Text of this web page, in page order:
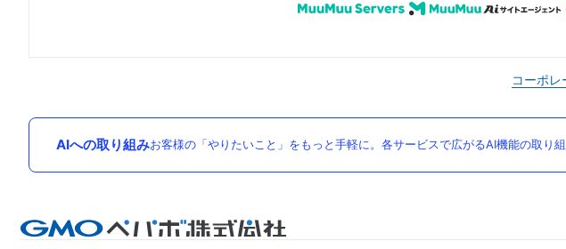
コーポレ
AIへの取り組みお客様の「やりたいこと」をもっと手軽に。各サービスで広がるAI機能の取り